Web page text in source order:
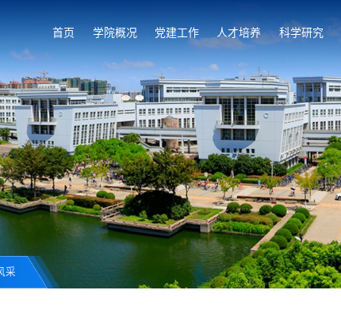
首页 学院概况 党建工作 人才培养 科学研究
采